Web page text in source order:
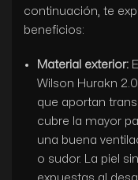
continuación, te
beneficios:
Material exterior:
Wilson Hurakn
que aportan
cubre la mayor
una buena
o sudor. La piel